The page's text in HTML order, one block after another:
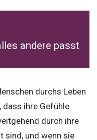
andere passt
durchs Leben
dass ihre Gefühle
durch ihre
sind, und wenn sie